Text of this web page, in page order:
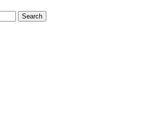
Search